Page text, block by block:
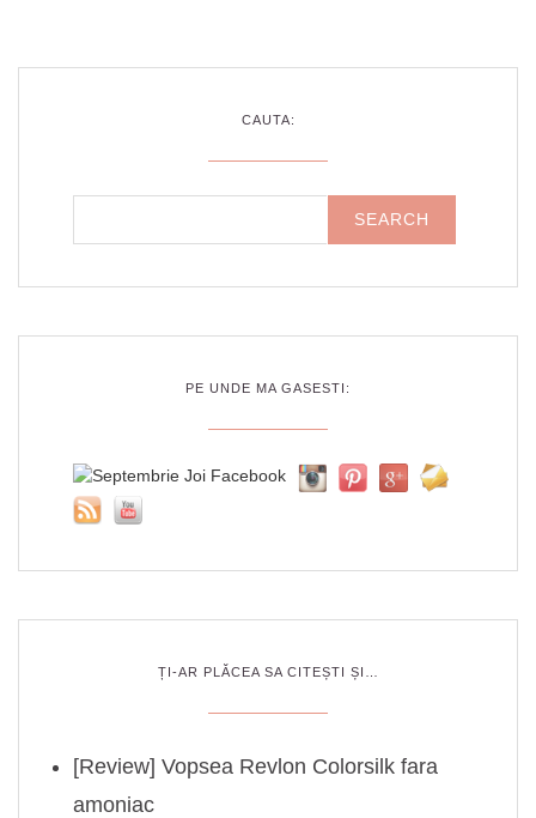
CAUTA:
PE UNDE MA GASESTI:
ȚI-AR PLĂCEA SA CITEȘTI ȘI…
[Review] Vopsea Revlon Colorsilk fara
amoniac